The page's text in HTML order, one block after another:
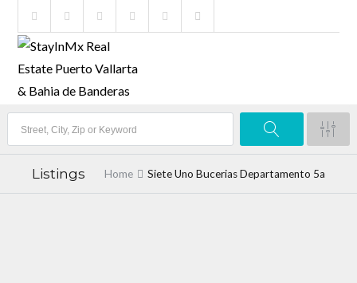
Listings Home Siete Uno Bucerias Departamento 5a